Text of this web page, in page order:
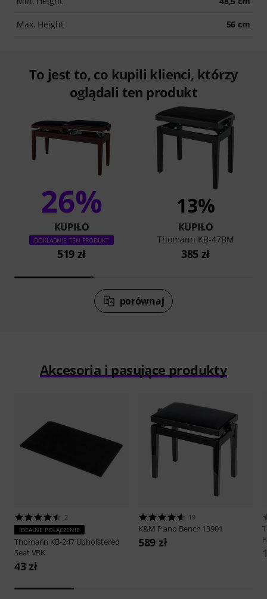
Max. Height 56 cm
To jest to, co kupili klienci, którzy
oglądali ten produkt
26%
KUPIŁO
DOKŁADNIE TEN PRODUKT
519 zł
13%
KUPIŁO
Thomann KB-47BM
385 zł
porównaj
Akcesoria i pasujące produkty
2
IDEALNE POŁĄCZENIE
Thomann KB-247 Upholstered
Seat VBK
43 zł
19
K&M Piano Bench 13901
589 zł